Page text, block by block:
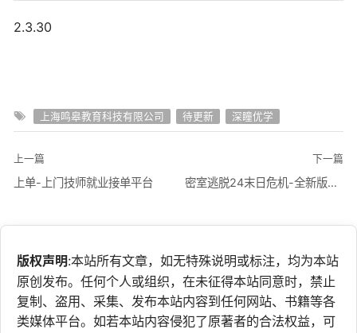
2.3.30
上海鸣皋教育科技有限公司 待更新 深瞳优学
上一篇
上单-上门技师就业接单平台
下一篇
密室逃脱24末日危机-全新版本解谜
版权声明:本站所有文章，如无特殊说明或标注，均为本站
原创发布。任何个人或组织，在未征得本站同意时，禁止
复制、盗用、采集、发布本站内容到任何网站、书籍等各
类媒体平台。如若本站内容侵犯了原著者的合法权益，可